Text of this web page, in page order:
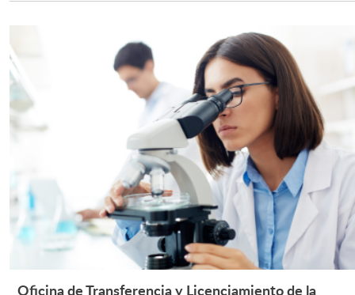
Oficina de Transferencia y Licenciamiento de la